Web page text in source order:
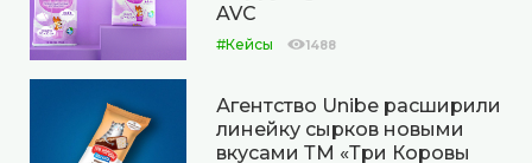
AVC
#Кейсы 1488
Агентство Unibe расширили
линейку сырков новыми
вкусами ТМ «Три Коровы